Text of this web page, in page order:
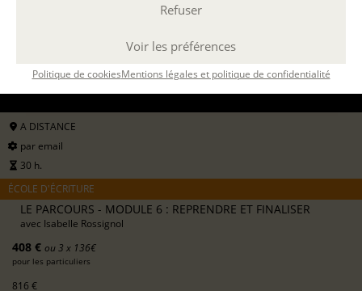
Refuser
Voir les préférences
Politique de cookiesMentions légales et politique de confidentialité
22 SEPT. 2026
A DISTANCE
par email
30 h.
ÉCOLE D'ÉCRITURE
LE PARCOURS - MODULE 6 : REPRENDRE ET FINALISER
avec Isabelle Rossignol
408 € ou 3 x 136€
pour les particuliers
816 €